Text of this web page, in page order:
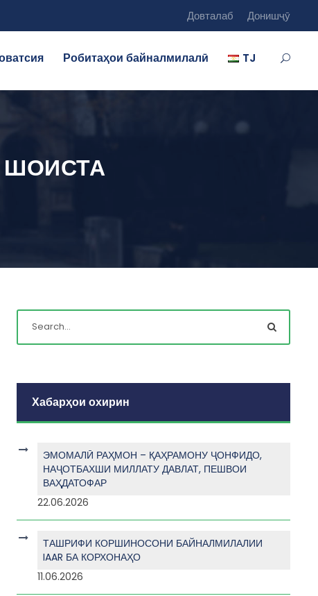
Довталаб Донишҷӯ
Робитаҳои байналмилалӣ TJ
ШОИСТА
Хабарҳои охирин
ЭМОМАЛӢ РАҲМОН – ҚАҲРАМОНУ ҶОНФИДО,
НАҶОТБАХШИ МИЛЛАТУ ДАВЛАТ, ПЕШВОИ
ВАҲДАТОФАР
22.06.2026
ТАШРИФИ КОРШИНОСОНИ БАЙНАЛМИЛАЛИИ
IAAR БА КОРХОНАҲО
11.06.2026